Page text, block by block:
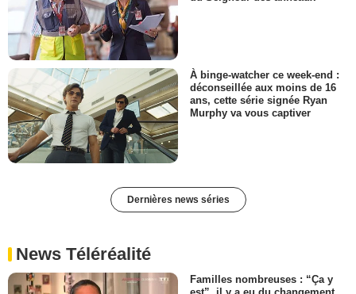
À binge-watcher ce week-end :
déconseillée aux moins de 16
ans, cette série signée Ryan
Murphy va vous captiver
Dernières news séries
News Téléréalité
Familles nombreuses : “Ça y